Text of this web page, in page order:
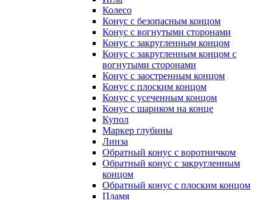
Колесо
Конус с безопасным концом
Конус с вогнутыми сторонами
Конус с закругленным концом
Конус с закругленным концом с
вогнутыми сторонами
Конус с заостренным концом
Конус с плоским концом
Конус с усеченным концом
Конус с шариком на конце
Купол
Маркер глубины
Линза
Обратный конус с воротничком
Обратный конус с закругленным
концом
Обратный конус с плоским концом
Пламя